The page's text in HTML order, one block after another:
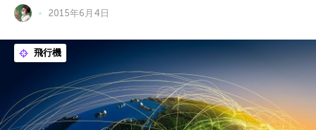
2015年6月4日
飛行機